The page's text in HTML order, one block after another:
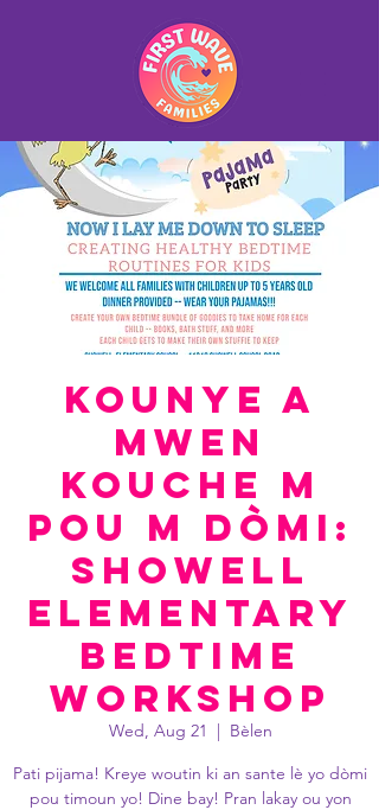
Kounye a
mwen
kouche m
pou m dòmi:
Showell
Elementary
Bedtime
Workshop
Wed, Aug 21
  |
Bèlen
Pati pijama! Kreye woutin ki an sante lè yo dòmi
pou timoun yo! Dine bay! Pran lakay ou yon